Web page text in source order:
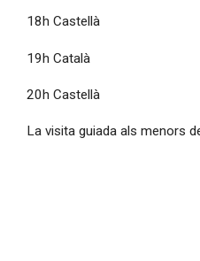
18h Castellà
19h Català
20h Castellà
La visita guiada als menors